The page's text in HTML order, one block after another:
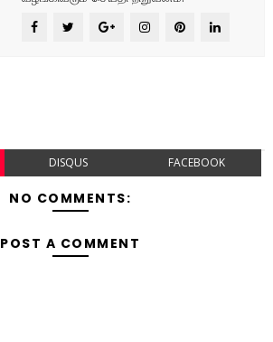
DISQUS FACEBOOK
NO COMMENTS:
POST A COMMENT